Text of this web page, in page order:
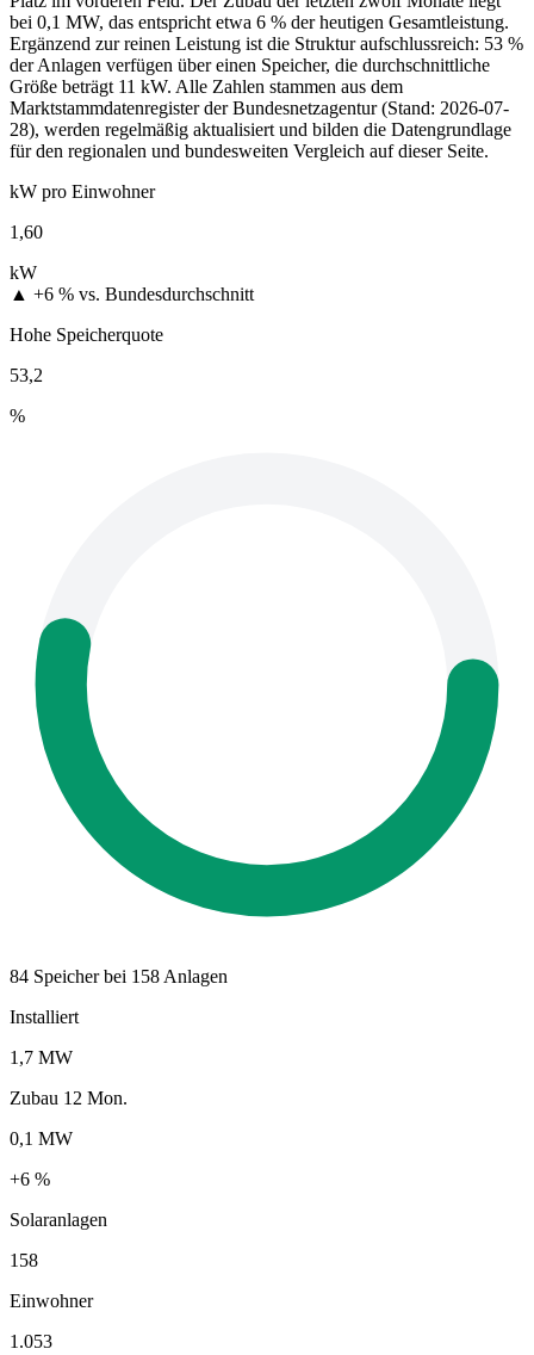
bei 0,1 MW, das entspricht etwa 6 % der heutigen Gesamtleistung.
Ergänzend zur reinen Leistung ist die Struktur aufschlussreich: 53 %
der Anlagen verfügen über einen Speicher, die durchschnittliche
Größe beträgt 11 kW. Alle Zahlen stammen aus dem
Marktstammdatenregister der Bundesnetzagentur (Stand: 2026-07-
28), werden regelmäßig aktualisiert und bilden die Datengrundlage
für den regionalen und bundesweiten Vergleich auf dieser Seite.
kW pro Einwohner
1,60
kW
▲ +6 % vs. Bundesdurchschnitt
Hohe Speicherquote
53,2
%
84 Speicher bei 158 Anlagen
Installiert
1,7 MW
Zubau 12 Mon.
0,1 MW
+6 %
Solaranlagen
158
Einwohner
1.053